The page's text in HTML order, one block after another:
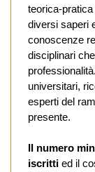
teorica-pratica
diversi saperi
conoscenze
disciplinari
universitari,
esperti del
presente.
Il numero
iscritti ed il